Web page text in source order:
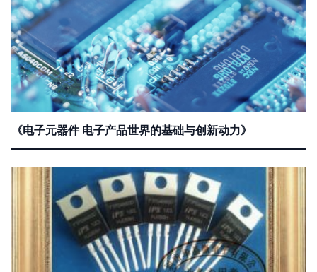
《电子元器件 电子产品世界的基础与创新动力》